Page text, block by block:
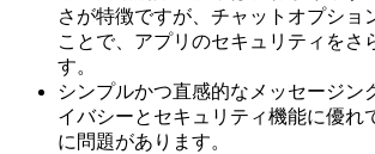
さが特徴ですが、チャットオプショ
ことで、アプリのセキュリティをさ
す。
シンプルかつ直感的なメッセージン
イバシーとセキュリティ機能に優れ
に問題があります。